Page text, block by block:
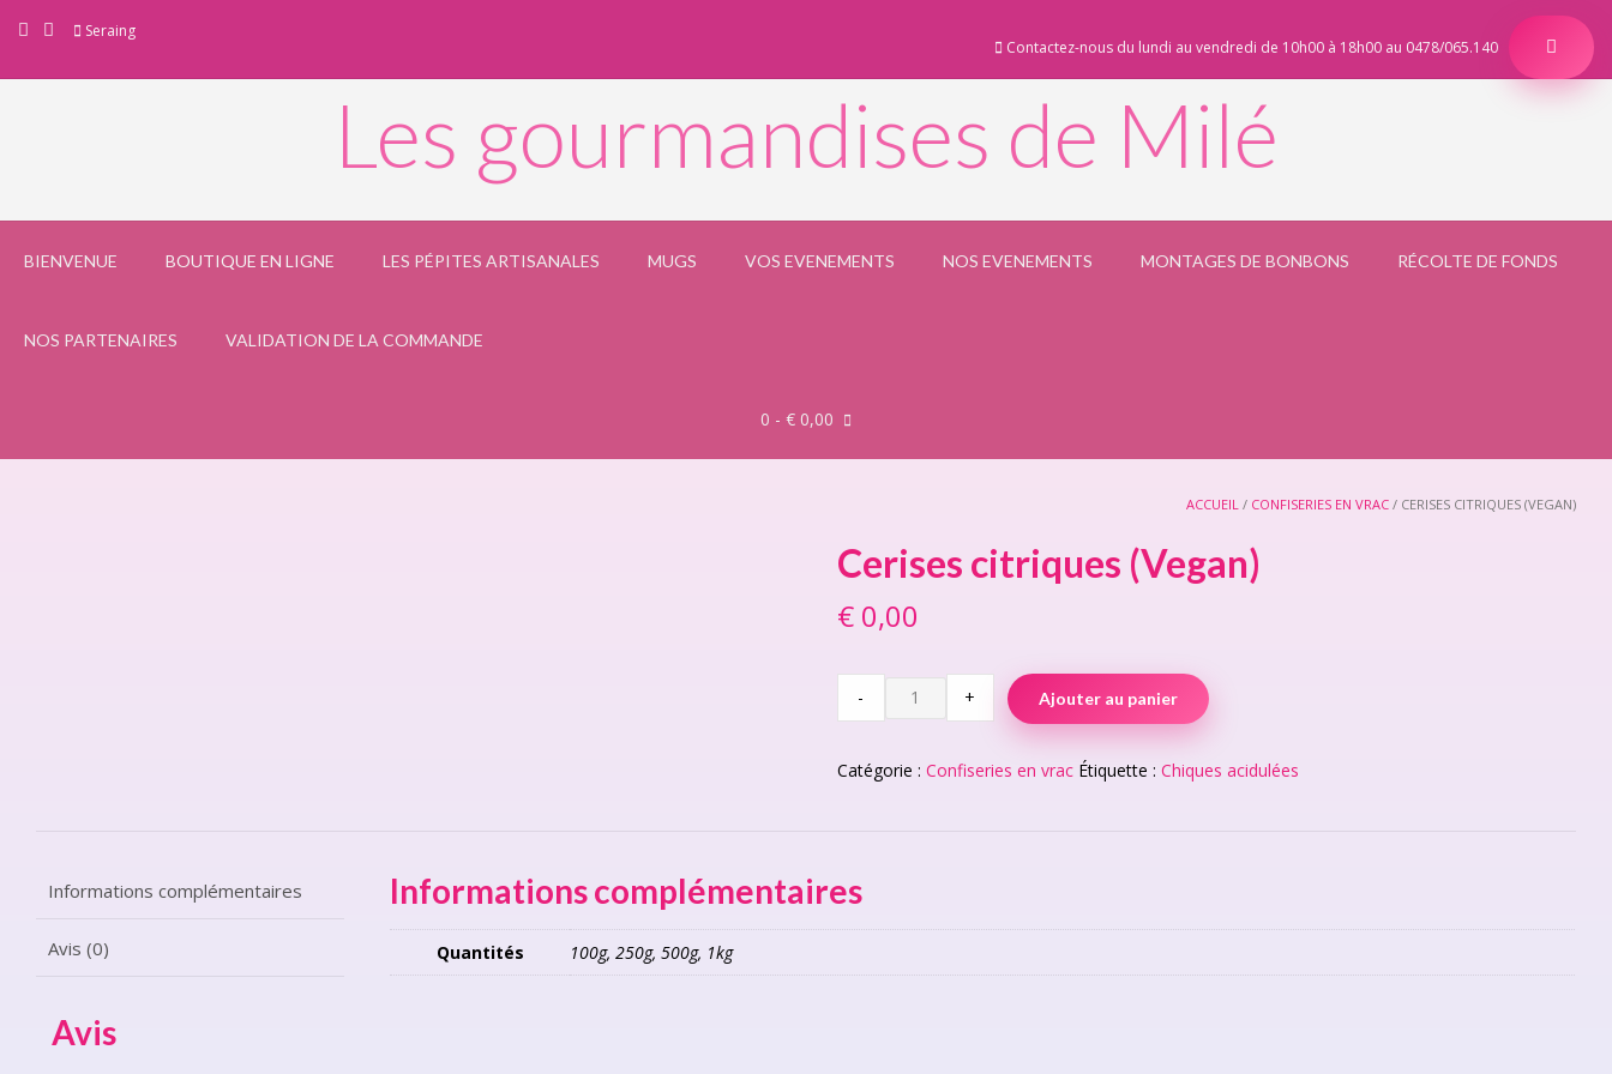
Seraing
Contactez-nous du lundi au vendredi de 10h00 à 18h00 au 0478/065.140
Les gourmandises de Milé
BIENVENUE BOUTIQUE EN LIGNE LES PÉPITES ARTISANALES MUGS VOS EVENEMENTS NOS EVENEMENTS MONTAGES DE BONBONS RÉCOLTE DE FONDS
NOS PARTENAIRES VALIDATION DE LA COMMANDE
0 - € 0,00
ACCUEIL / CONFISERIES EN VRAC / CERISES CITRIQUES (VEGAN)
Cerises citriques (Vegan)
€0,00
quantity
- + Ajouter au panier
Catégorie : Confiseries en vrac Étiquette : Chiques acidulées
Informations complémentaires
Avis (0)
Informations complémentaires
Quantités 100g, 250g, 500g, 1kg
Avis